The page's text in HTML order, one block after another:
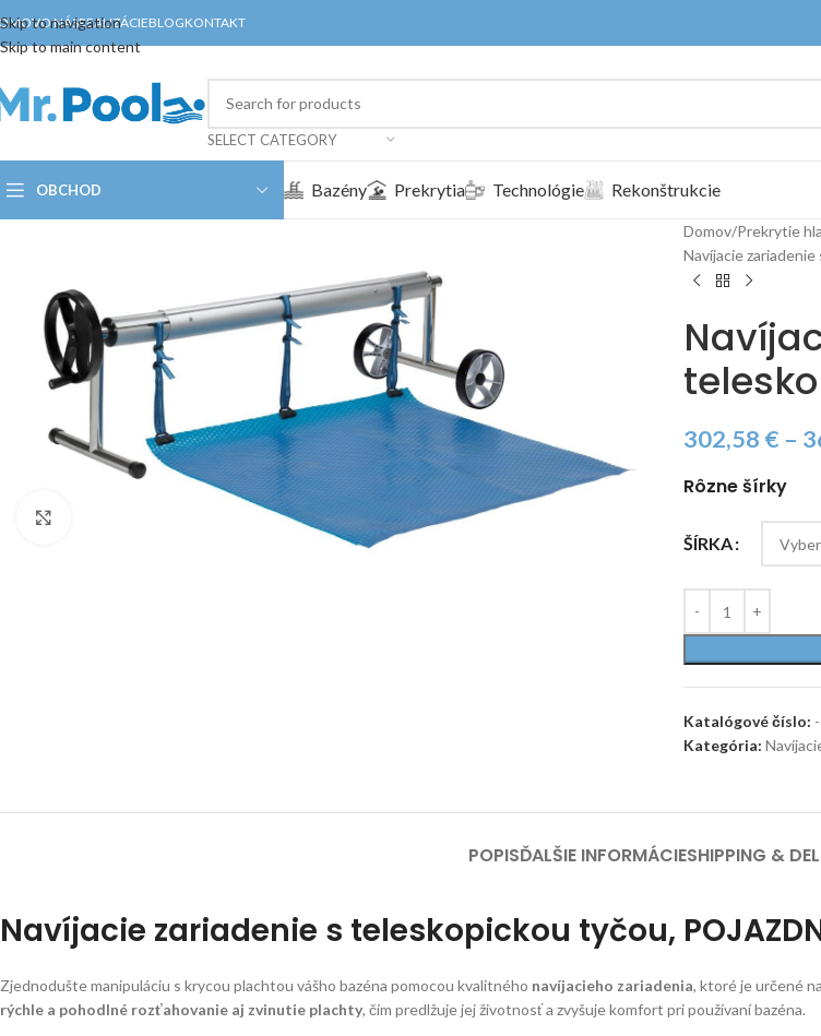
Skip to navigation
Skip to main content
O NÁSREALIZÁCIEBLOGKONTAKT
SELECT CATEGORY
OBCHOD Bazény Prekrytia Technológie Rekonštrukcie
Domov Prekrytie
Navíjacie
302,58 € –
Rôzne šírky
ŠÍRKA
Katalógové číslo: -
Kategória:
POPISĎALŠIE INFORMÁCIESHIPPING &
Navíjacie zariadenie s teleskopickou tyčou,
Zjednodušte manipuláciu s krycou plachtou vášho bazéna pomocou kvalitného navíjacieho zariadenia, ktoré je určené
rýchle a pohodlné rozťahovanie aj zvinutie plachty, čím predlžuje jej životnosť a zvyšuje komfort pri používaní bazéna.